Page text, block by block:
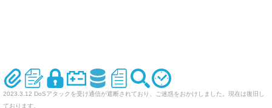
2023.3.12 DoSアタックを受け通信が遮断されており、ご迷惑をおかけしました。現在は復旧し
ております。